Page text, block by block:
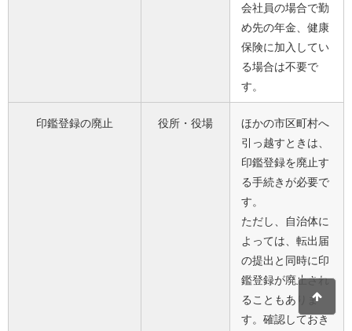
会社員の場合で勤
め先の年金、健康
保険に加入してい
る場合は不要で
す。
印鑑登録の廃止 役所・役場
ほかの市区町村へ
引っ越すときは、
印鑑登録を廃止す
る手続きが必要で
す。
ただし、自治体に
よっては、転出届
の提出と同時に印
鑑登録が廃止され
ることもありま
す。確認しておき